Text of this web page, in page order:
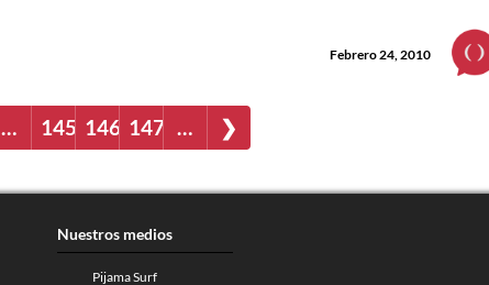
Febrero 24, 2010
… 145 146 147 … ❯
Nuestros medios
Pijama Surf